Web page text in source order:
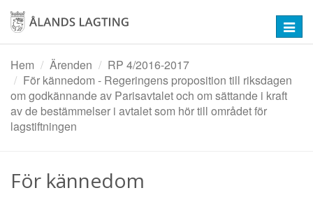
Hoppa
huvudinnehåll
Hem
Ärenden
RP 4/2016-2017
För kännedom - Regeringens proposition till riksdagen
om godkännande av Parisavtalet och om sättande i kraft
av de bestämmelser i avtalet som hör till området för
lagstiftningen
För kännedom